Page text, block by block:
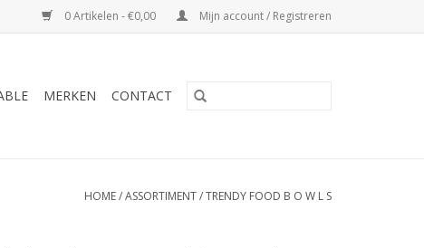
0 Artikelen - €0,00 Mijn account / Registreren
MERKEN CONTACT
HOME/ASSORTIMENT/TRENDY FOOD B O W L S